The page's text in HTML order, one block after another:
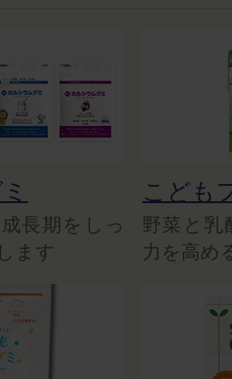
長期をしっ
ます
こども
野菜と乳
力を高め